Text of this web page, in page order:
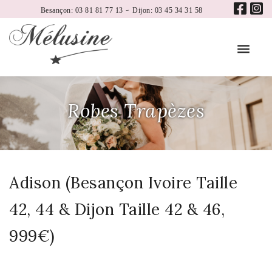
Besançon: 03 81 81 77 13 - Dijon: 03 45 34 31 58
Robes Trapèzes
Adison (Besançon Ivoire Taille
42, 44 & Dijon Taille 42 & 46,
999€)